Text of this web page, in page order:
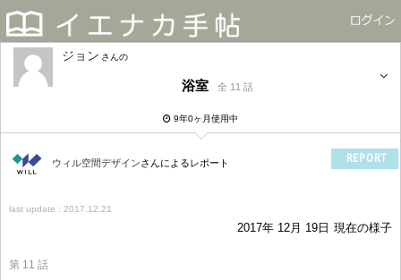
ジョン さん
浴室 全 11 話
9年0ヶ月使用中
ウィル空間デザインさんによるレポート REPORT
last update : 2017.12.21
2017年 12月 19日 現在の様子
第 11 話